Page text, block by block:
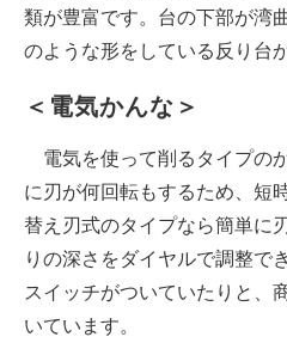
類が豊富です。台の下部が湾
のような形をしている反り台
＜電気かんな＞
電気を使って削るタイプの
に刃が何回転もするため、短
替え刃式のタイプなら簡単に
りの深さをダイヤルで調整で
スイッチがついていたりと、
いています。